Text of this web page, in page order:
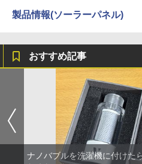
製品情報(ソーラーパネル)
おすすめ記事
ナノバブルを洗濯機に付けた